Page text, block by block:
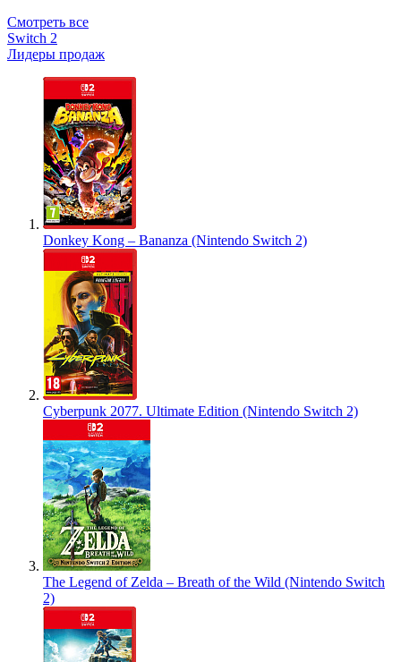
Смотреть все
Switch 2
Лидеры продаж
Donkey Kong – Bananza (Nintendo Switch 2)
Cyberpunk 2077. Ultimate Edition (Nintendo Switch 2)
The Legend of Zelda – Breath of the Wild (Nintendo Switch
2)